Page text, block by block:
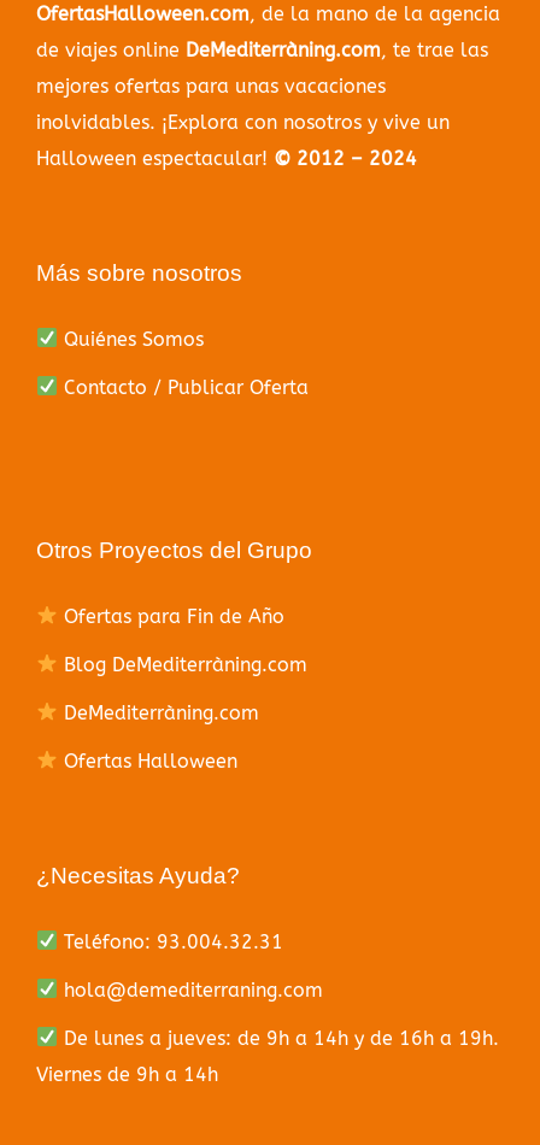
OfertasHalloween.com, de la mano de la agencia
de viajes online DeMediterràning.com, te trae las
mejores ofertas para unas vacaciones
inolvidables. ¡Explora con nosotros y vive un
Halloween espectacular! © 2012 – 2024
Más sobre nosotros
Quiénes Somos
Contacto / Publicar Oferta
Otros Proyectos del Grupo
Ofertas para Fin de Año
Blog DeMediterràning.com
DeMediterràning.com
Ofertas Halloween
¿Necesitas Ayuda?
Teléfono: 93.004.32.31
hola@demediterraning.com
De lunes a jueves: de 9h a 14h y de 16h a 19h.
Viernes de 9h a 14h